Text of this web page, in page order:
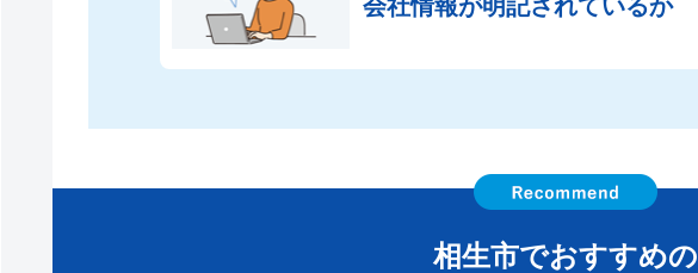
会社情報が明記されているか
相生市でおすすめの